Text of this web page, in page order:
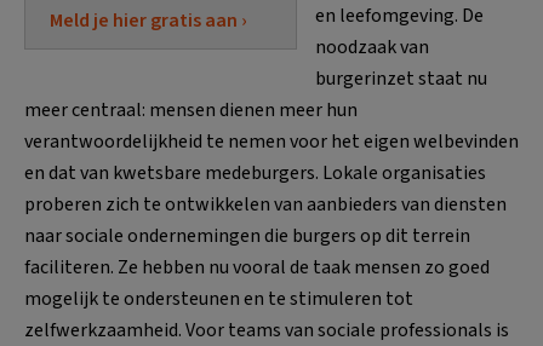
Meld je hier gratis aan ›
en leefomgeving. De
noodzaak van
burgerinzet staat nu
meer centraal: mensen dienen meer hun
verantwoordelijkheid te nemen voor het eigen welbevinden
en dat van kwetsbare medeburgers. Lokale organisaties
proberen zich te ontwikkelen van aanbieders van diensten
naar sociale ondernemingen die burgers op dit terrein
faciliteren. Ze hebben nu vooral de taak mensen zo goed
mogelijk te ondersteunen en te stimuleren tot
zelfwerkzaamheid. Voor teams van sociale professionals is